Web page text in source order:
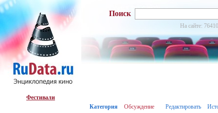
Фестивали
Поиск
На сайте:
Категория Обсуждение Редактировать